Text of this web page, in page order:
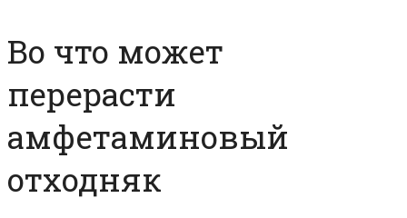
Во что может
перерасти
амфетаминовый
отходняк